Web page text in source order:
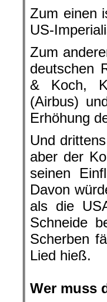
Zum einen
US-
Zum
deutschen
& Koch,
(Airbus)
Erhöhung
Und
aber der
seinen
Davon
als die
Schneide
Scherben
Lied hieß.
Wer muss